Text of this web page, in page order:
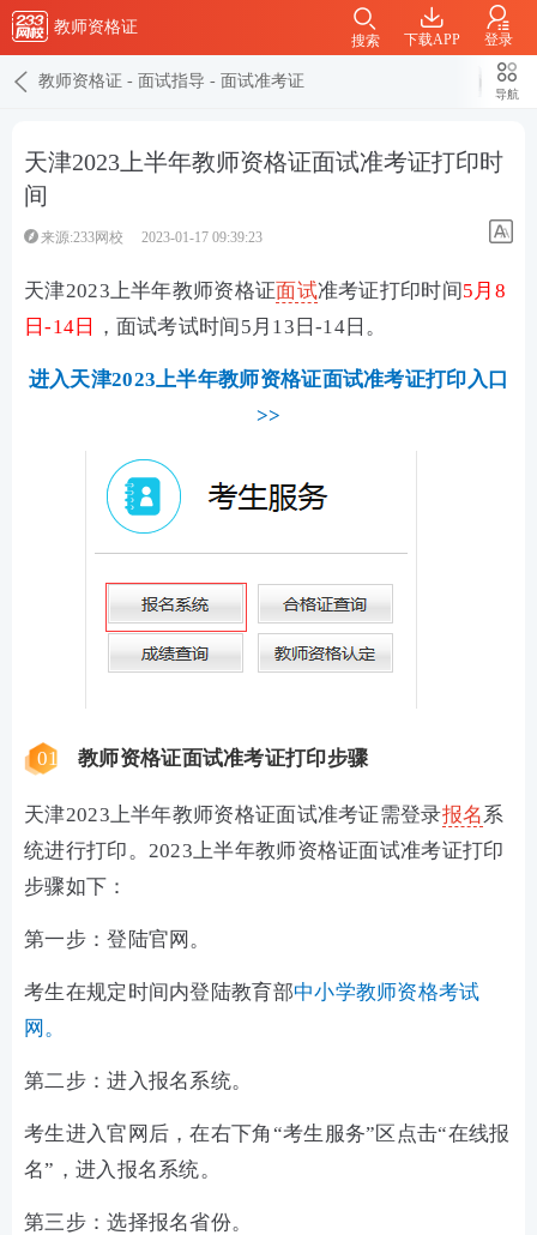
教师资格证
下载APP 登录
搜索
教师资格证 - 面试指导 - 面试准考证
导航
天津2023上半年教师资格证面试准考证打印时
间
来源:233网校 2023-01-17 09:39:23
天津2023上半年教师资格证面试准考证打印时间5月8
日-14日
，面试考试时间5月13日-14日。
进入天津2023上半年教师资格证面试准考证打印入口
>>
01 教师资格证面试准考证打印步骤
天津2023上半年教师资格证面试准考证需登录报名系
统进行打印。 2023上半年教师资格证面试准考证打印
步骤如下：
第一步：登陆官网。
考生在规定时间内登陆教育部中小学教师资格考试
网。
第二步：进入报名系统。
考生进入官网后，在右下角“考生服务”区点击“在线报
名”，进入报名系统。
第三步：选择报名省份。